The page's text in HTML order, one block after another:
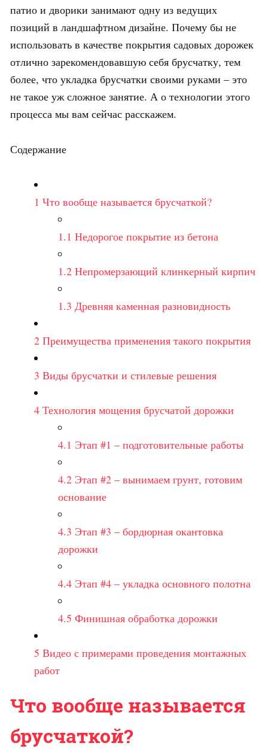
патио и дворики занимают одну из ведущих
позиций в ландшафтном дизайне. Почему бы не
использовать в качестве покрытия садовых дорожек
отлично зарекомендовавшую себя брусчатку, тем
более, что укладка брусчатки своими руками – это
не такое уж сложное занятие. А о технологии этого
процесса мы вам сейчас расскажем.
Содержание
1 Что вообще называется брусчаткой?
1.1 Недорогое покрытие из бетона
1.2 Непромерзающий клинкерный кирпич
1.3 Древняя каменная разновидность
2 Преимущества применения такого покрытия
3 Виды брусчатки и стилевые решения
4 Технология мощения брусчатой дорожки
4.1 Этап #1 – подготовительные работы
4.2 Этап #2 – вынимаем грунт, готовим
основание
4.3 Этап #3 – бордюрная окантовка
дорожки
4.4 Этап #4 – укладка основного полотна
4.5 Финишная обработка дорожки
5 Видео с примерами проведения монтажных
работ
Что вообще называется
брусчаткой?